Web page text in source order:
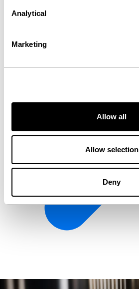
Analytical
Marketing
Allow all
Allow selection
Deny